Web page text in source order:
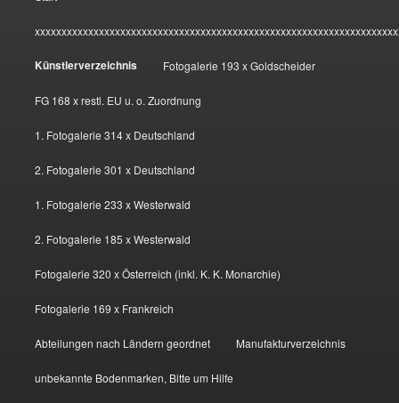
Künstlerverzeichnis Fotogalerie 193 x Goldscheider
FG 168 x restl. EU u. o. Zuordnung
1. Fotogalerie 314 x Deutschland
2. Fotogalerie 301 x Deutschland
1. Fotogalerie 233 x Westerwald
2. Fotogalerie 185 x Westerwald
Fotogalerie 320 x Österreich (inkl. K. K. Monarchie)
Fotogalerie 169 x Frankreich
Abteilungen nach Ländern geordnet Manufakturverzeichnis
unbekannte Bodenmarken, Bitte um Hilfe